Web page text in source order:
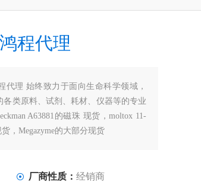
程代理
代理 始终致力于面向生命科学领域，
类原料、试剂、耗材、仪器等的专业
A63881的磁珠 现货，moltox 11-
，Megazyme的大部分现货
厂商性质： 经销商